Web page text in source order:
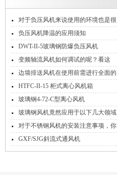
对于负压风机来说使用的环境也是很
有讲究的！
负压风机降温的应用须知
DWT-II-5玻璃钢防爆负压风机
变频轴流风机如何调试的呢？看这
里！
边墙排送风机在使用前需进行全面的
准备工作
HTFC-II-15 柜式离心风机箱
玻璃钢4-72-C型离心风机
玻璃钢风机竟然应用于以下几大领域
对于不锈钢风机的安装注意事项，你
怎么看！
GXF/SJG斜流式通风机